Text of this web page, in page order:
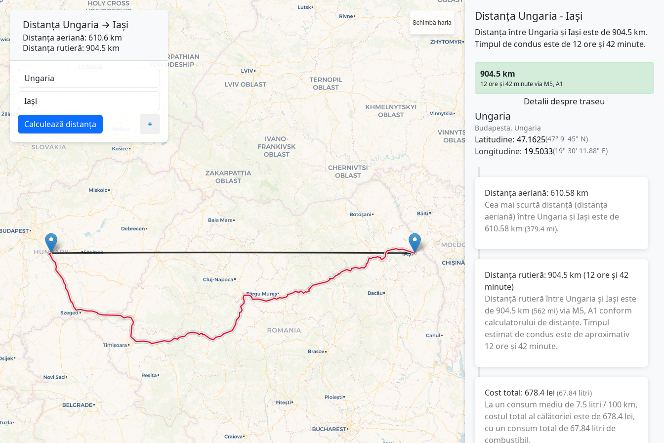
Schimbă harta Distanța Ungaria - Iași
Distanța între Ungaria și Iași este de 904.5 km.
Timpul de condus este de 12 ore și 42 minute.
904.5 km
12 ore și 42 minute via M5, A1
Detalii despre traseu
Ungaria
Budapesta, Ungaria
Latitudine: 47.1625(47° 9' 45" N)
Longitudine: 19.5033(19° 30' 11.88" E)
Distanța aeriană: 610.58 km
Cea mai scurtă distanță (distanța
aeriană) între Ungaria și Iași este de
610.58 km (379.4 mi).
Distanța rutieră: 904.5 km (12 ore și 42
minute)
Distanță rutieră între Ungaria și Iași este
de 904.5 km (562 mi) via M5, A1 conform
calculatorului de distanțe. Timpul
estimat de condus este de aproximativ
12 ore și 42 minute.
Cost total: 678.4 lei (67.84 litri)
La un consum mediu de7.5 litri / 100 km,
costul total al călătoriei este de 678.4 lei,
cu un consum total de 67.84 litri de
combustibil.
Distanța Ungaria → Iași
Distanța aeriană: 610.6 km
Distanța rutieră: 904.5 km
Calculează distanța +